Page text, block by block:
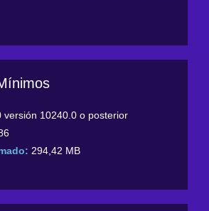
versión 10240.0 o posterior
294,42 MB